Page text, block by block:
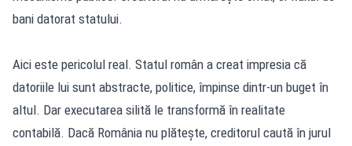
bani datorat statului.
Aici este pericolul real. Statul român a creat impresia că
datoriile lui sunt abstracte, politice, împinse dintr-un buget în
altul. Dar executarea silită le transformă în realitate
contabilă. Dacă România nu plătește, creditorul caută în jurul